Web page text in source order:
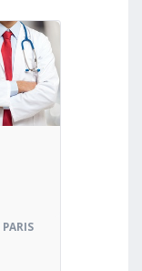
Voir
PARIS